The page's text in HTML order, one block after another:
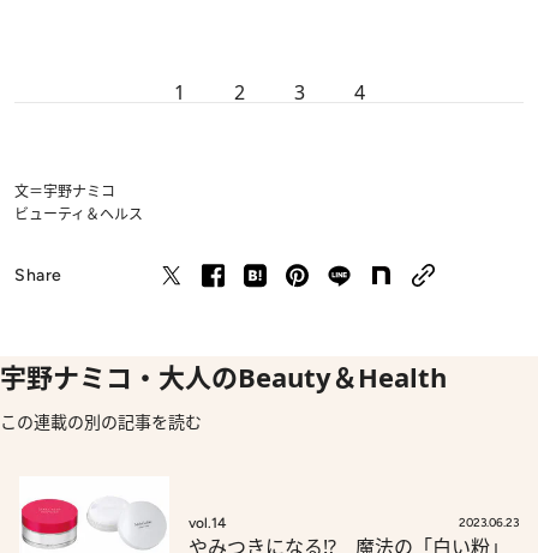
1 2 3 4
文＝宇野ナミコ
ビューティ＆ヘルス
Share
宇野ナミコ・大人のBeauty＆Health
この連載の別の記事を読む
vol.14 2023.06.23
やみつきになる!? 魔法の「白い粉」